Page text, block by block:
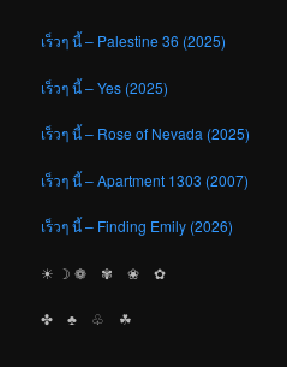
เร็วๆ นี้ – Palestine 36 (2025)
เร็วๆ นี้ – Yes (2025)
เร็วๆ นี้ – Rose of Nevada (2025)
เร็วๆ นี้ – Apartment 1303 (2007)
เร็วๆ นี้ – Finding Emily (2026)
☀︎ ☽ ❁ ✾ ❀ ✿
✤ ♣︎ ♧ ☘︎